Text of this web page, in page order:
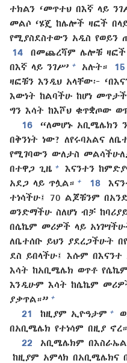
ተክልን ‘መጥተህ በእኛ ላይ
መልሶ ‘ሄጄ ከሌሎች ዛፎች
የሚያስደስተውን አዲስ የወይን
14
በመጨረሻም ሌሎቹ ዛፎች
በእኛ ላይ ንገሥ’ + አሉት። 15
ዛፎቹን እንዲህ አላቸው፦
እውነት ከልባችሁ ከሆነ
ግን እሳት ከእሾህ ቁጥቋጦው
16
“ለመሆኑ አቢሜሌክን
በቅንነት ነው? ለየሩባአልና
የሚገባውን ውለታስ
በተዋጋ ጊዜ + እናንተን
አደጋ ላይ ጥሏል። + 18
ተነሳችሁ፤ 70 ልጆቹንም
ወንድማችሁ ስለሆነ ብቻ
በሴኬም መሪዎች ላይ
ለቤተሰቡ ይህን ያደረጋችሁት
ደስ ይበላችሁ፤ እሱም በእናንተ
እሳት ከአቢሜሌክ ወጥቶ
እንዲሁም እሳት ከሴኬም
ያቃጥል።” +
21 ከዚያም ኢዮዓታም +
በአቢሜሌክ የተነሳም በዚያ ኖረ።
22
አቢሜሌክም
ከዚያም አምላክ በአቢሜሌክና